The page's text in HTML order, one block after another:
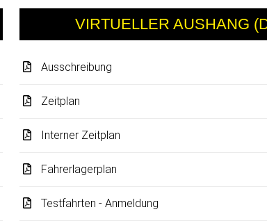
VIRTUELLER AUSHANG
Ausschreibung
Zeitplan
Interner Zeitplan
Fahrerlagerplan
Testfahrten - Anmeldung